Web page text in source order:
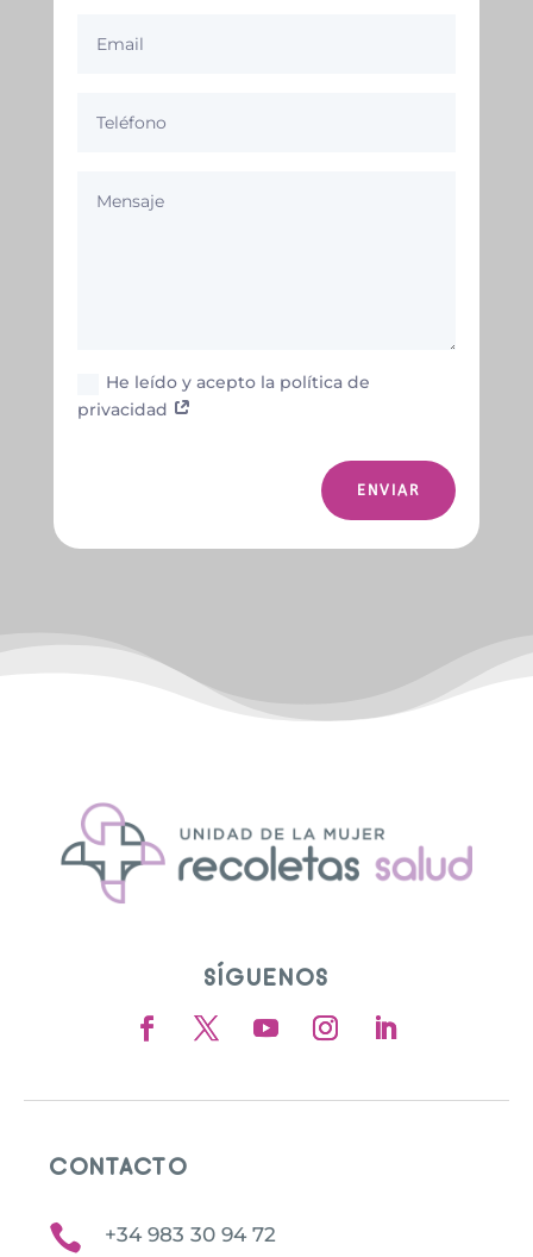
He leído y acepto la política de
privacidad
ENVIAR
SÍGUENOS
CONTACTO
 +34 983 30 94 72